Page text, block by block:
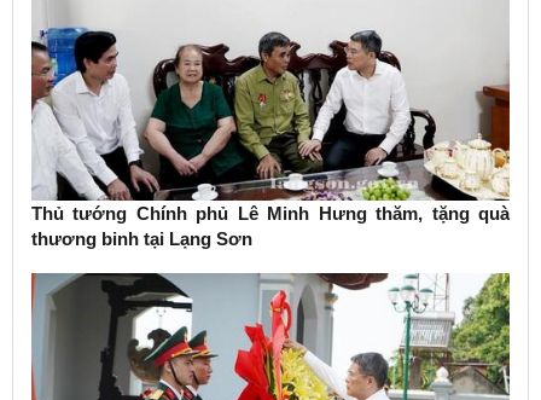
Thủ tướng Chính phủ Lê Minh Hưng thăm, tặng quà
thương binh tại Lạng Sơn